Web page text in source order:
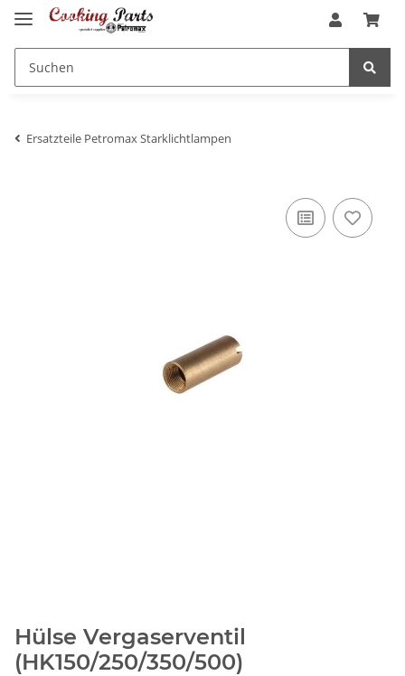
Ersatzteile Petromax Starklichtlampen
Hülse Vergaserventil
(HK150/250/350/500)